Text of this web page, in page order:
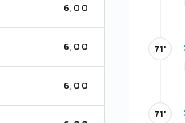
6,00
6,00
6,00
71'
71'